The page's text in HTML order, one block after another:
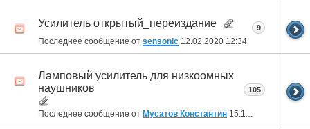
Усилитель открытый_переиздание
Последнее сообщение от sensonic 12.02.2020 12:34
9
Ламповый усилитель для низкоомных
наушников
Последнее сообщение от Мусатов Константин 15.11.2018
105